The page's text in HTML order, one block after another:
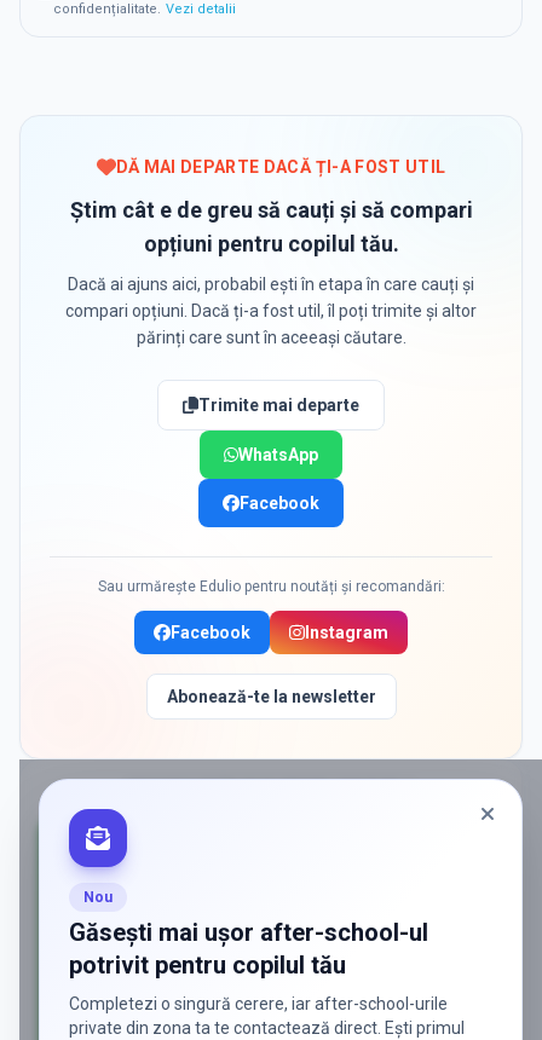
confidențialitate. Vezi detalii
DĂ MAI DEPARTE DACĂ ȚI-A FOST UTIL
Știm cât e de greu să cauți și să compari
opțiuni pentru copilul tău.
Dacă ai ajuns aici, probabil ești în etapa în care cauți și
compari opțiuni. Dacă ți-a fost util, îl poți trimite și altor
părinți care sunt în aceeași căutare.
Trimite mai departe
WhatsApp
Facebook
Sau urmărește Edulio pentru noutăți și recomandări:
Facebook Instagram
Abonează-te la newsletter
Nou
Găsești mai ușor after-school-ul
potrivit pentru copilul tău
Completezi o singură cerere, iar after-school-urile
private din zona ta te contactează direct. Ești primul